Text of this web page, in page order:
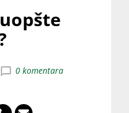
0 komentara